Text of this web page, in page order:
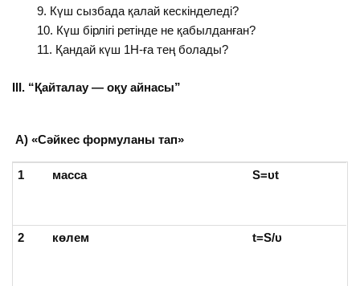
Күш сызбада қалай кескінделеді?
Күш бірлігі ретінде не қабылданған?
Қандай күш 1Н-ға тең болады?
ІІІ. “Қайталау — оқу айнасы”
А) «Сәйкес формуланы тап»
1 масса S=υt
2 көлем t=S/υ